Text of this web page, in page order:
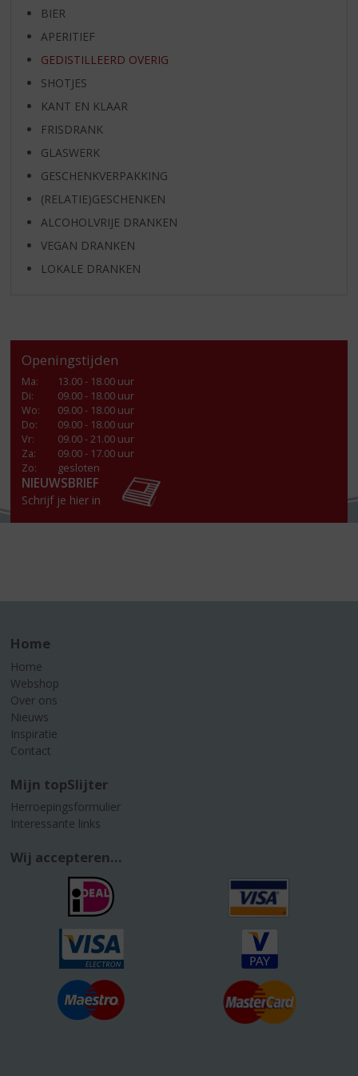
BIER
APERITIEF
GEDISTILLEERD OVERIG
SHOTJES
KANT EN KLAAR
FRISDRANK
GLASWERK
GESCHENKVERPAKKING
(RELATIE)GESCHENKEN
ALCOHOLVRIJE DRANKEN
VEGAN DRANKEN
LOKALE DRANKEN
Openingstijden
Ma:
13.00 - 18.00 uur
Di:
09.00 - 18.00 uur
Wo:
09.00 - 18.00 uur
Do:
09.00 - 18.00 uur
Vr:
09.00 - 21.00 uur
Za:
09.00 - 17.00 uur
Zo:
gesloten
NIEUWSBRIEF
Schrijf je hier in
Home
Home
Webshop
Over ons
Nieuws
Inspiratie
Contact
Mijn topSlijter
Herroepingsformulier
Interessante links
Wij accepteren...